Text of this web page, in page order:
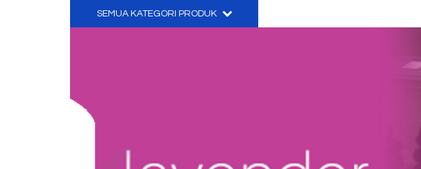
Laci Gantung Uno UFD 7160 (
Meja Meeting Kotak Uno UCT
Laci Dorong Uno UMP 7165 (
SEMUA KATEGORI PRODUK